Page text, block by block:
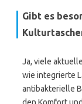
Gibt es
Ja, viele
wie integrierte
antibakterielle